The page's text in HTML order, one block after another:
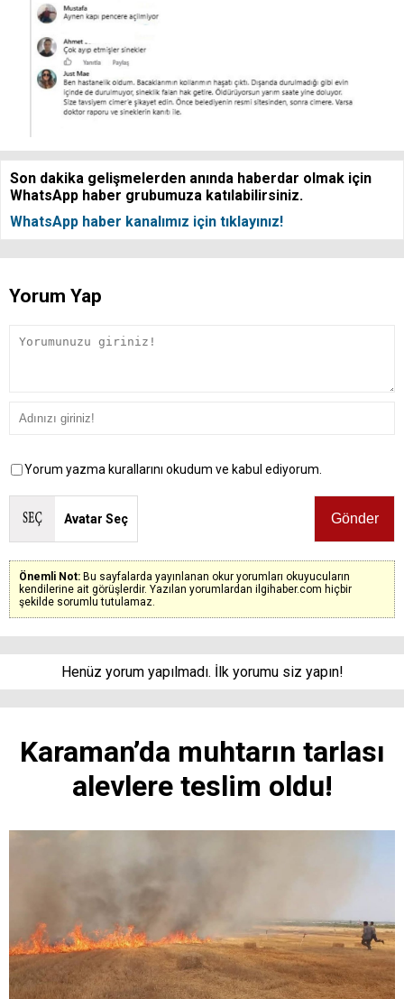
Son dakika gelişmelerden anında haberdar olmak için
WhatsApp haber grubumuza katılabilirsiniz.
WhatsApp haber kanalımız için tıklayınız!
Yorum Yap
Yorum yazma kurallarını okudum ve kabul ediyorum.
Avatar Seç
Önemli Not: Bu sayfalarda yayınlanan okur yorumları okuyucuların
kendilerine ait görüşlerdir. Yazılan yorumlardan ilgihaber.com hiçbir
şekilde sorumlu tutulamaz.
Henüz yorum yapılmadı. İlk yorumu siz yapın!
Karaman’da muhtarın tarlası
alevlere teslim oldu!